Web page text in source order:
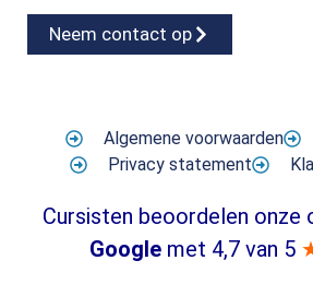
Neem contact op
Algemene voorwaarden
Privacy statement
Cursisten beoordelen onze
Google met 4,7 van 5